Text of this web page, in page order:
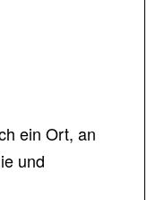
ein Ort, an
und